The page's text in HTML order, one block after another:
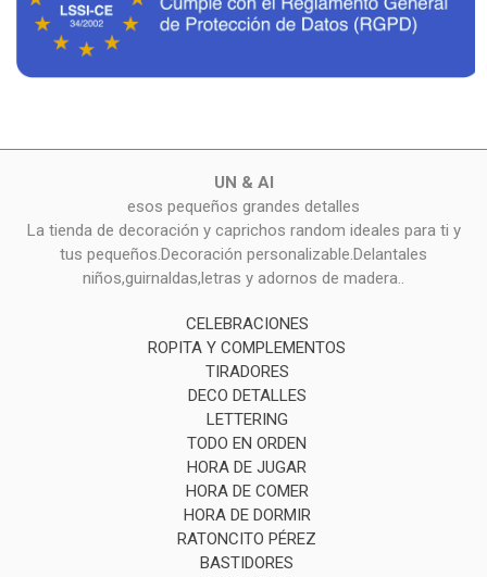
UN & AI
esos pequeños grandes detalles
La tienda de decoración y caprichos random ideales para ti y
tus pequeños.Decoración personalizable.Delantales
niños,guirnaldas,letras y adornos de madera..
CELEBRACIONES
ROPITA Y COMPLEMENTOS
TIRADORES
DECO DETALLES
LETTERING
TODO EN ORDEN
HORA DE JUGAR
HORA DE COMER
HORA DE DORMIR
RATONCITO PÉREZ
BASTIDORES